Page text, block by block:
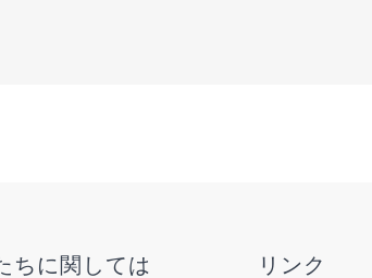
ちに関しては リンク